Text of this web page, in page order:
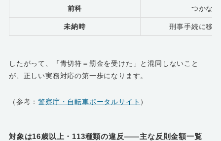
前科 つかない
未納時 刑事手続に移
したがって、 「青切符＝罰金を受けた」と混同しないこと
が、正しい実務対応の第一歩になります。
（参考：警察庁・自転車ポータルサイト ）
対象は16歳以上・113種類の違反――主な反則金額一覧